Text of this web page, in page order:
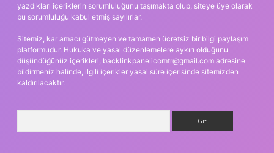
yazdıkları içeriklerin sorumluluğunu taşımakta olup, siteye üye olarak
bu sorumluluğu kabul etmiş sayılırlar.
Sitemiz, kar amacı gütmeyen ve tamamen ücretsiz bir bilgi paylaşım
platformudur. Hukuka ve yasal düzenlemelere aykırı olduğunu
düşündüğünüz içerikleri, backlinkpanelicomtr@gmail.com adresine
bildirmeniz halinde, ilgili içerikler yasal süre içerisinde sitemizden
kaldırılacaktır.